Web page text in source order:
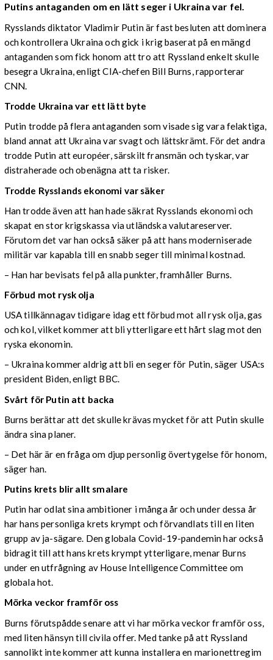
Putins antaganden om en lätt seger i Ukraina var fel.
Rysslands diktator Vladimir Putin är fast besluten att dominera
och kontrollera Ukraina och gick i krig baserat på en mängd
antaganden som fick honom att tro att Ryssland enkelt skulle
besegra Ukraina, enligt CIA-chefen Bill Burns, rapporterar
CNN.
Trodde Ukraina var ett lätt byte
Putin trodde på flera antaganden som visade sig vara felaktiga,
bland annat ​​att Ukraina var svagt och lättskrämt. För det andra
trodde Putin att européer, särskilt fransmän och tyskar, var
distraherade och obenägna att ta risker.
Trodde Rysslands ekonomi var säker
Han trodde även att han hade säkrat Rysslands ekonomi och
skapat en stor krigskassa via utländska valutareserver.
Förutom det var han också säker på att hans moderniserade
militär var kapabla till en snabb seger till minimal kostnad.
– Han har bevisats fel på alla punkter, framhåller Burns.
Förbud mot rysk olja
USA tillkännagav tidigare idag ett förbud mot all rysk olja, gas
och kol, vilket kommer att bli ytterligare ett hårt slag mot den
ryska ekonomin.
– Ukraina kommer aldrig att bli en seger för Putin, säger USA:s
president Biden, enligt BBC.
Svårt för Putin att backa
Burns berättar att det skulle krävas mycket för att Putin skulle
ändra sina planer.
– Det här är en fråga om djup personlig övertygelse för honom,
säger han.
Putins krets blir allt smalare
Putin har odlat sina ambitioner i många år och under dessa år
har hans personliga krets krympt och förvandlats till en liten
grupp av ja-sägare. Den globala Covid-19-pandemin har också
bidragit till att hans krets krympt ytterligare, menar Burns
under en utfrågning av House Intelligence Committee om
globala hot.
Mörka veckor framför oss
Burns förutspådde senare att vi har mörka veckor framför oss,
med liten hänsyn till civila offer. Med tanke på att Ryssland
sannolikt inte kommer att kunna installera en marionettregim